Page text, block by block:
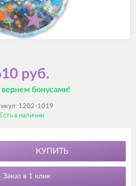
руб.
вернем бонусами!
1202-1019
Есть в наличии
КУПИТЬ
Заказ в 1 клик